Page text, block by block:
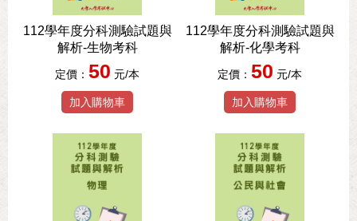
112學年度分科測驗試題與
解析-生物考科
定價： 50 元/本
加入購物車
112學年度分科測驗試題與
解析-化學考科
定價： 50 元/本
加入購物車